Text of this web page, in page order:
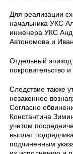
Для реализации
начальника УКС
инженера УКС
Автономова и
Отдельный эпизод
покровительство
Следствие также
незаконное
Согласно
Константина
учетом
выплат
подчиненным